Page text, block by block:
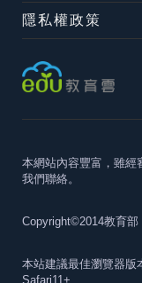
隱私權政策
本網站內容豐富，雖經
我們聯絡。
Copyright©2014教育部
本站建議最佳瀏覽器版
Safari11+